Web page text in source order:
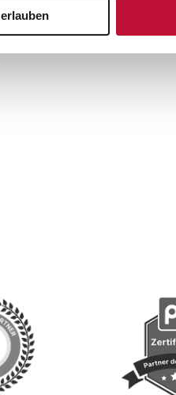
erfahrenen
alle mitmachenden